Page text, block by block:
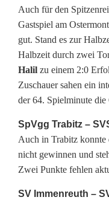
Auch für den
Gastspiel am
gut. Stand es zur
Halbzeit durch zwei
Halil zu einem 2:0
Zuschauer sahen ein
der 64. Spielminute
SpVgg Trabitz –
Auch in Trabitz konnte
nicht gewinnen und
Zwei Punkte fehlen
SV Immenreuth –